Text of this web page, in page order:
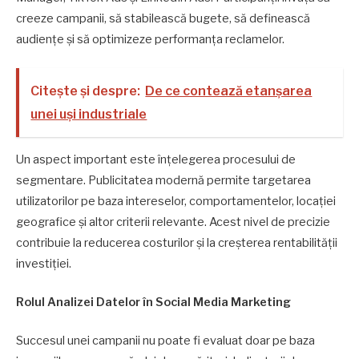
creeze campanii, să stabilească bugete, să definească
audiențe și să optimizeze performanța reclamelor.
Citește și despre: De ce contează etanșarea
unei uși industriale
Un aspect important este înțelegerea procesului de
segmentare. Publicitatea modernă permite targetarea
utilizatorilor pe baza intereselor, comportamentelor, locației
geografice și altor criterii relevante. Acest nivel de precizie
contribuie la reducerea costurilor și la creșterea rentabilității
investiției.
Rolul Analizei Datelor în Social Media Marketing
Succesul unei campanii nu poate fi evaluat doar pe baza